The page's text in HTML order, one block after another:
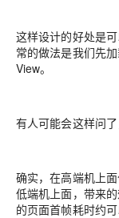
这样设计的好处是
常的做法是我们先
View。
有人可能会这样问
确实，在高端机上
低端机上面，带来
的页面首帧耗时约可